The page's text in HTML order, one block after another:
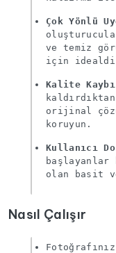
Çok Yönlü
ve temiz
için
Kalite Kaybı
orijinal
koruyun.
Kullanıcı
başlayanlar
olan basit
Nasıl Çalışır